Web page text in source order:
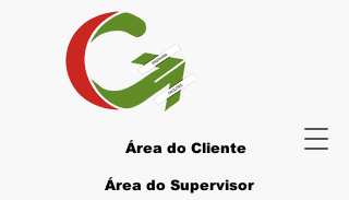
Área do Cliente
Área do Supervisor